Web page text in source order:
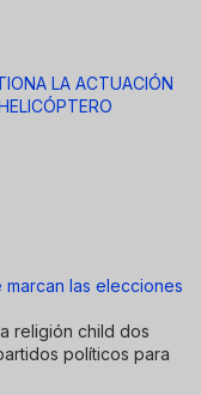
LA ACTUACIÓN
las elecciones
religión child dos
políticos para